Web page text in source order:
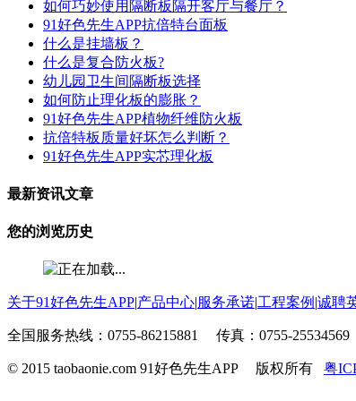
如何巧妙使用隔断板隔开客厅与餐厅？
91好色先生APP抗倍特台面板
什么是挂墙板？
什么是复合防火板?
幼儿园卫生间隔断板选择
如何防止理化板的膨胀？
91好色先生APP植物纤维防火板
抗倍特板质量好坏怎么判断？
91好色先生APP实芯理化板
最新资讯文章
您的浏览历史
关于91好色先生APP 产品中心 服务承诺工程案例 诚聘
全国服务热线：0755-86215881 传真：0755-25534569
© 2015 taobaonie.com 91好色先生APP 版权所有 粤